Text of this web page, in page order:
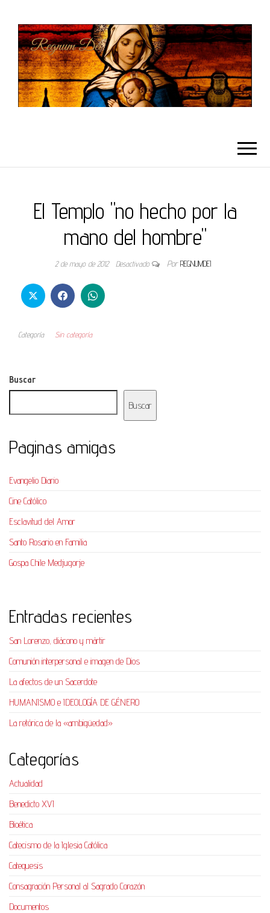
El Templo "no hecho por la
mano del hombre"
2 de mayo de 2012 Desactivado Por REGNUMDEI
Categoría Sin categoría
Buscar
Buscar
Paginas amigas
Evangelio Diario
Cine Católico
Esclavitud del Amor
Santo Rosario en Familia
Gospa Chile Medjugorje
Entradas recientes
San Lorenzo, diácono y mártir
Comunión interpersonal e imagen de Dios
La afectos de un Sacerdote
HUMANISMO e IDEOLOGÍA DE GÉNERO
La retórica de la «ambigüedad»
Categorías
Actualidad
Benedicto XVI
Bioética
Catecismo de la Iglesia Católica
Catequesis
Consagración Personal al Sagrado Corazón
Documentos